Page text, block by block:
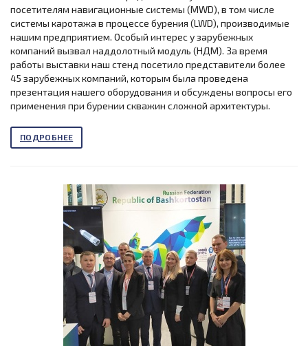
посетителям навигационные системы (MWD), в том числе
системы каротажа в процессе бурения (LWD), производимые
нашим предприятием. Особый интерес у зарубежных
компаний вызвал наддолотный модуль (НДМ). За время
работы выставки наш стенд посетило представители более
45 зарубежных компаний, которым была проведена
презентация нашего оборудования и обсуждены вопросы его
применения при бурении скважин сложной архитектуры.
ПОДРОБНЕЕ